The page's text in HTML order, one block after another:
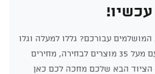
עבורכם? גללו למעלה וגלו
את המבחר המרשים שלנו. עם מעל 35 מוצרים לבחירה, מחירים
הציוד הבא שלכם מחכה לכם כאן